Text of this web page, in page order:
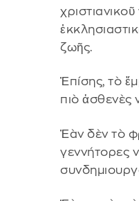
ζωῆς.
Ἐπίσης, τὸ
πιὸ ἀσθενὲς
Ἐὰν δὲν τὸ
γεννήτορες